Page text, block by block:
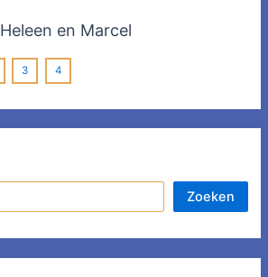
Heleen en Marcel
3 4
Zoeken